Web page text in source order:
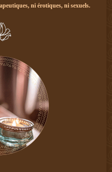
ni érotiques, ni sexuels.